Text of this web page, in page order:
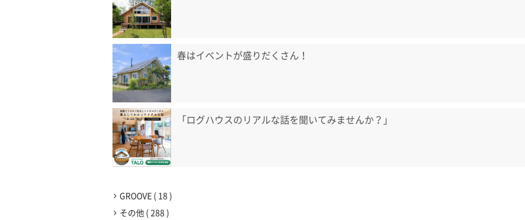
春はイベントが盛りだくさん！
「ログハウスのリアルな話を聞いてみませんか？」
GROOVE 18
その他 288